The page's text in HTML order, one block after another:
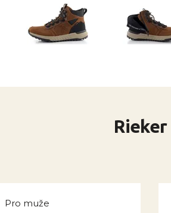
Pro muže